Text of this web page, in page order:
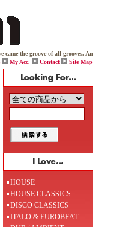
groove of all grooves. And while
My Acc. Contact Site Map
HOUSE
HOUSE CLASSICS
DISCO CLASSICS
ITALO & EUROBEAT